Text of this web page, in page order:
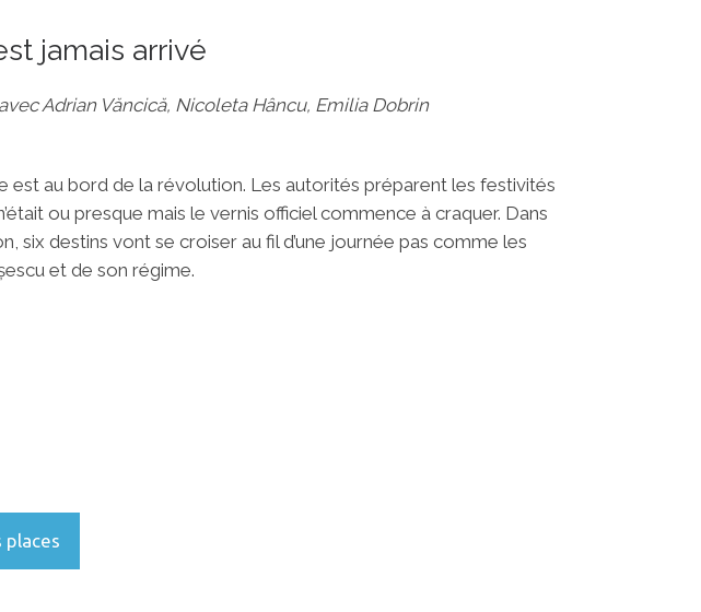
jamais arrivé
Adrian Văncică, Nicoleta Hâncu, Emilia Dobrin
est au bord de la révolution. Les autorités préparent les festivités
ou presque mais le vernis officiel commence à craquer. Dans
six destins vont se croiser au fil d’une journée pas comme les
et de son régime.
places